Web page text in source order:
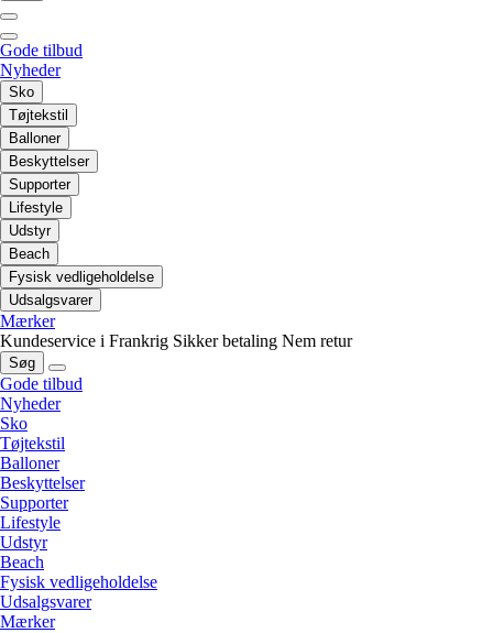
Gode tilbud
Nyheder
Sko
Tøjtekstil
Balloner
Beskyttelser
Supporter
Lifestyle
Udstyr
Beach
Fysisk vedligeholdelse
Udsalgsvarer
Mærker
Kundeservice i Frankrig Sikker betaling Nem retur
Søg
Gode tilbud
Nyheder
Sko
Tøjtekstil
Balloner
Beskyttelser
Supporter
Lifestyle
Udstyr
Beach
Fysisk vedligeholdelse
Udsalgsvarer
Mærker